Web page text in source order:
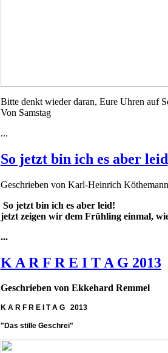
Bitte denkt wieder daran, Eure Uhren auf
Von Samstag
...
So jetzt bin ich es aber leid
Geschrieben von Karl-Heinrich Köthemann
So jetzt bin ich es aber leid!
jetzt zeigen wir dem Frühling einmal,
...
K A R F R E I T A G 2013
Geschrieben von Ekkehard Remmel
K A R F R E I T A G 2013
"Das stille Geschrei"